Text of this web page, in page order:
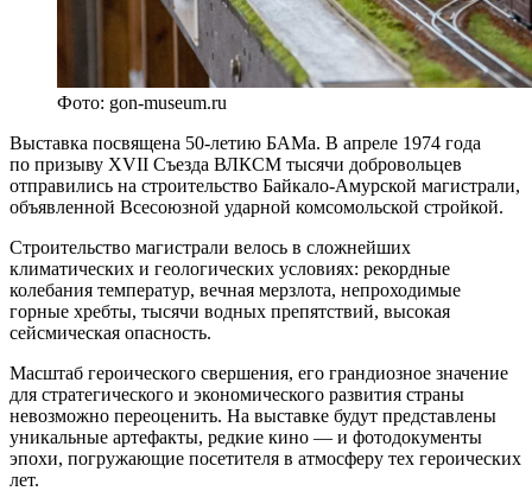
Фото: gon-museum.ru
Выставка посвящена 50-летию БАМа. В апреле 1974 года
по призыву XVII Съезда ВЛКСМ тысячи добровольцев
отправились на строительство Байкало-Амурской магистрали,
объявленной Всесоюзной ударной комсомольской стройкой.
Строительство магистрали велось в сложнейших
климатических и геологических условиях: рекордные
колебания температур, вечная мерзлота, непроходимые
горные хребты, тысячи водных препятствий, высокая
сейсмическая опасность.
Масштаб героического свершения, его грандиозное значение
для стратегического и экономического развития страны
невозможно переоценить. На выставке будут представлены
уникальные артефакты, редкие кино — и фотодокументы
эпохи, погружающие посетителя в атмосферу тех героических
лет.